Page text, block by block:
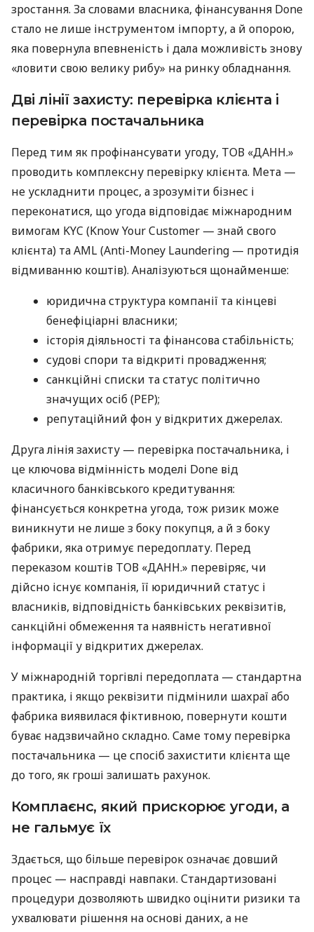
зростання. За словами власника, фінансування Done
стало не лише інструментом імпорту, а й опорою,
яка повернула впевненість і дала можливість знову
«ловити свою велику рибу» на ринку обладнання.
Дві лінії захисту: перевірка клієнта і
перевірка постачальника
Перед тим як профінансувати угоду, ТОВ «ДАНН.»
проводить комплексну перевірку клієнта. Мета —
не ускладнити процес, а зрозуміти бізнес і
переконатися, що угода відповідає міжнародним
вимогам KYC (Know Your Customer — знай свого
клієнта) та AML (Anti-Money Laundering — протидія
відмиванню коштів). Аналізуються щонайменше:
юридична структура компанії та кінцеві
бенефіціарні власники;
історія діяльності та фінансова стабільність;
судові спори та відкриті провадження;
санкційні списки та статус політично
значущих осіб (PEP);
репутаційний фон у відкритих джерелах.
Друга лінія захисту — перевірка постачальника, і
це ключова відмінність моделі Done від
класичного банківського кредитування:
фінансується конкретна угода, тож ризик може
виникнути не лише з боку покупця, а й з боку
фабрики, яка отримує передоплату. Перед
переказом коштів ТОВ «ДАНН.» перевіряє, чи
дійсно існує компанія, її юридичний статус і
власників, відповідність банківських реквізитів,
санкційні обмеження та наявність негативної
інформації у відкритих джерелах.
У міжнародній торгівлі передоплата — стандартна
практика, і якщо реквізити підмінили шахраї або
фабрика виявилася фіктивною, повернути кошти
буває надзвичайно складно. Саме тому перевірка
постачальника — це спосіб захистити клієнта ще
до того, як гроші залишать рахунок.
Комплаєнс, який прискорює угоди, а
не гальмує їх
Здається, що більше перевірок означає довший
процес — насправді навпаки. Стандартизовані
процедури дозволяють швидко оцінити ризики та
ухвалювати рішення на основі даних, а не